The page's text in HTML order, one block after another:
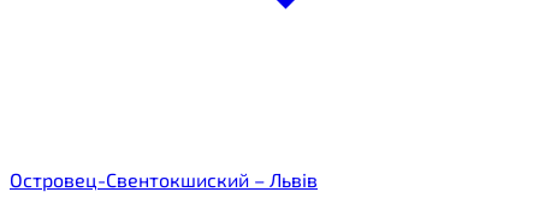
Островец-Свентокшиский – Львів